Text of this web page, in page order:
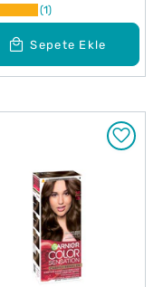
Sepete Ekle
1